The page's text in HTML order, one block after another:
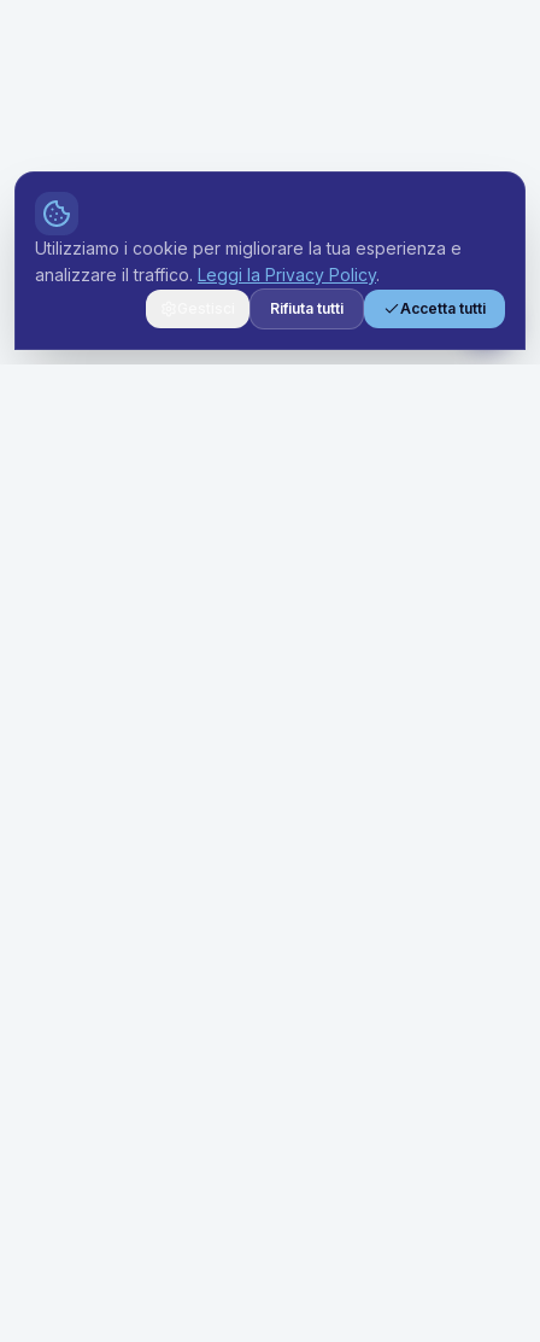
Utilizziamo i cookie per migliorare la tua esperienza e
analizzare il traffico. Leggi la Privacy Policy.
Rifiuta tutti Accetta tutti